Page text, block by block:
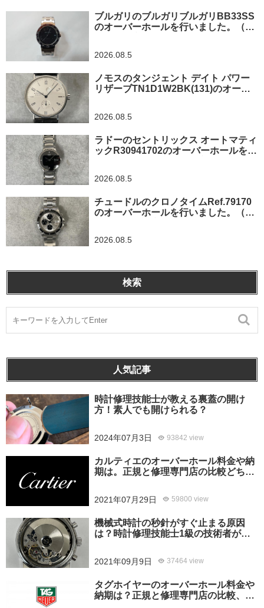
ブルガリのブルガリブルガリBB33SS
のオーバーホールを行いました。（埼
2026.08.5
ノモスのタンジェント デイト パワー
リザーブTN1D1W2BK(131)のオーバ
2026.08.5
ラドーのセントリックス オートマティ
ックR30941702のオーバーホールを行
2026.08.5
チュードルのクロノタイムRef.79170
のオーバーホールを行いました。（神
2026.08.5
検索
人気記事
時計修理技能士が教える裏蓋の開け
方！素人でも開けられる？
2024年07月3日 93842 view
カルティエのオーバーホール料金や納
期は。正規と修理専門店の比較どちら
2021年07月29日 59800 view
機械式時計の秒針がすぐ止まる原因
は？時計修理技能士1級の技術者がお
2021年09月9日 37464 view
タグホイヤーのオーバーホール料金や
納期は？正規と修理専門店の比較、ど